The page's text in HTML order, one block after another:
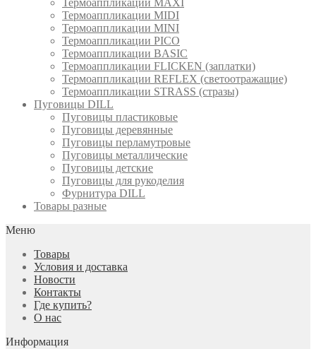
Термоаппликации MAXI
Термоаппликации MIDI
Термоаппликации MINI
Термоаппликации PICO
Термоаппликации BASIC
Термоаппликации FLICKEN (заплатки)
Термоаппликации REFLEX (светоотражащие)
Термоаппликации STRASS (стразы)
Пуговицы DILL
Пуговицы пластиковые
Пуговицы деревянные
Пуговицы перламутровые
Пуговицы металлические
Пуговицы детские
Пуговицы для рукоделия
Фурнитура DILL
Товары разные
Меню
Товары
Условия и доставка
Новости
Контакты
Где купить?
О нас
Информация